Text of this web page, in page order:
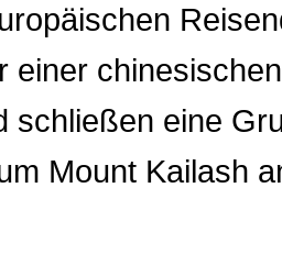
einer
schließen eine
Mount Kailash